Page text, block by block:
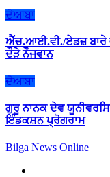
ਦੋਆਬਾ
ਐੱਚ.ਆਈ.ਵੀ./ਏਡਜ਼ ਬਾਰੇ
ਦੌੜੇ ਨੌਜਵਾਨ
ਦੋਆਬਾ
ਗੁਰੂ ਨਾਨਕ ਦੇਵ
ਇੰਡਕਸ਼ਨ ਪ੍ਰੋਗਰਾਮ
Bilga News Online